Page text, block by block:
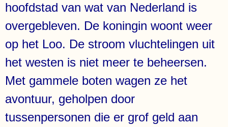
hoofdstad van wat van Nederland is
overgebleven. De koningin woont weer
op het Loo. De stroom vluchtelingen uit
het westen is niet meer te beheersen.
Met gammele boten wagen ze het
avontuur, geholpen door
tussenpersonen die er grof geld aan